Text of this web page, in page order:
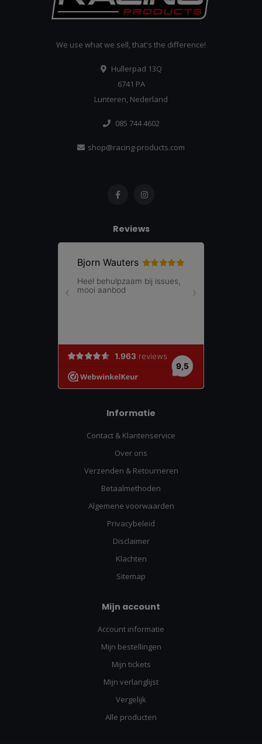
We use what we sell, that's the difference!
Hullerpad 13Q
6741 PA
Lunteren, Nederland
085 744 4602
shop@racing-products.com
Reviews
Informatie
Contact & Klantenservice
Over ons
Verzenden & Retourneren
Betaalmethoden
Algemene voorwaarden
Privacybeleid
Disclaimer
Klachten
Sitemap
Mijn account
Account informatie
Mijn bestellingen
Mijn tickets
Mijn verlanglijst
Vergelijk
Alle producten